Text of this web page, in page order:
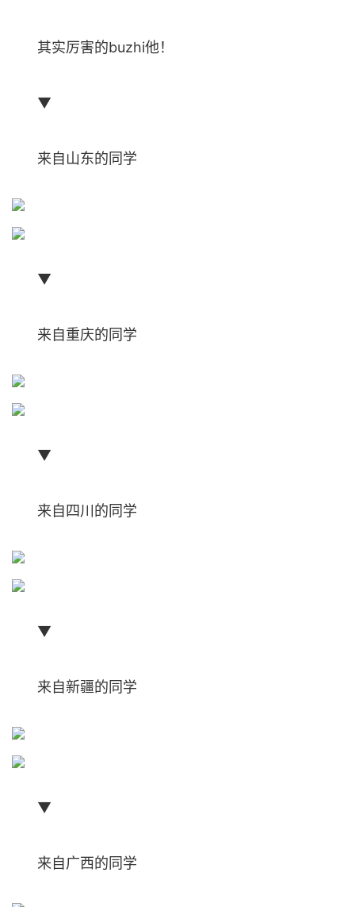
其实厉害的buzhi他！
▼
来自山东的同学
▼
来自重庆的同学
▼
来自四川的同学
▼
来自新疆的同学
▼
来自广西的同学